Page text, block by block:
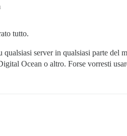
tutto.
qualsiasi server in qualsiasi parte del
Ocean o altro. Forse vorresti